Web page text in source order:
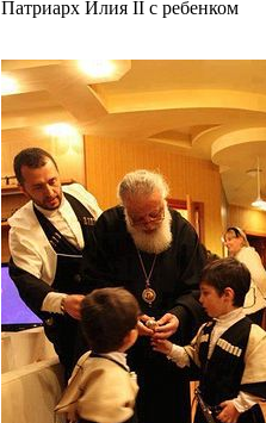
Патриарх Илия II с ребенком